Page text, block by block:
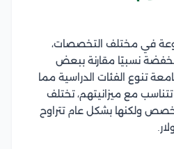
في مختلف التخصصات،
نسبيًا مقارنة ببعض
تنوع الفئات الدراسية مما
مع ميزانيتهم، تختلف
ولكنها بشكل عام تتراوح